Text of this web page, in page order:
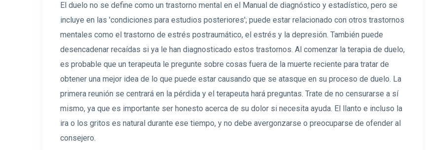
El duelo no se define como un trastorno mental en el Manual de diagnóstico y estadístico, pero se
incluye en las 'condiciones para estudios posteriores'; puede estar relacionado con otros trastornos
mentales como el trastorno de estrés postraumático, el estrés y la depresión. También puede
desencadenar recaídas si ya le han diagnosticado estos trastornos. Al comenzar la terapia de duelo,
es probable que un terapeuta le pregunte sobre cosas fuera de la muerte reciente para tratar de
obtener una mejor idea de lo que puede estar causando que se atasque en su proceso de duelo. La
primera reunión se centrará en la pérdida y el terapeuta hará preguntas. Trate de no censurarse a sí
mismo, ya que es importante ser honesto acerca de su dolor si necesita ayuda. El llanto e incluso la
ira o los gritos es natural durante ese tiempo, y no debe avergonzarse o preocuparse de ofender al
consejero.